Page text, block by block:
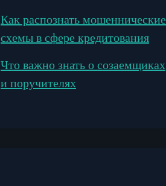
Как распознать мошеннические
схемы в сфере кредитования
Что важно знать о созаемщиках
и поручителях